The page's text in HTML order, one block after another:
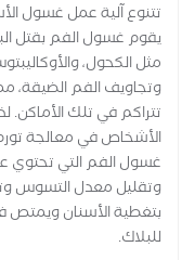
تتنوع آلية عمل غسول
يقوم غسول الفم بقتل
مثل الكحول،
وتجاويف الفم الضيقة،
تتراكم في تلك الأماكن.
الأشخاص في معالجة
غسول الفم التي تحتوي
وتقليل معدل التسوس
بتغطية الأسنان ويمتص
للبلاك.